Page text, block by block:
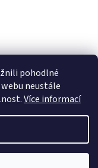
pohodlné
neustále
Více informací